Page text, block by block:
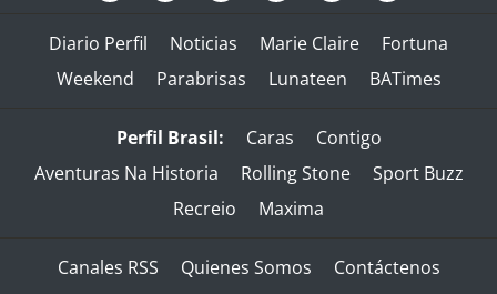
Diario Perfil Noticias Marie Claire
Fortuna
Weekend
Parabrisas Lunateen BATimes
Perfil Brasil: Caras
Contigo
Aventuras Na Historia
Rolling Stone
Sport Buzz
Recreio
Maxima
Canales RSS Quienes Somos
Contáctenos